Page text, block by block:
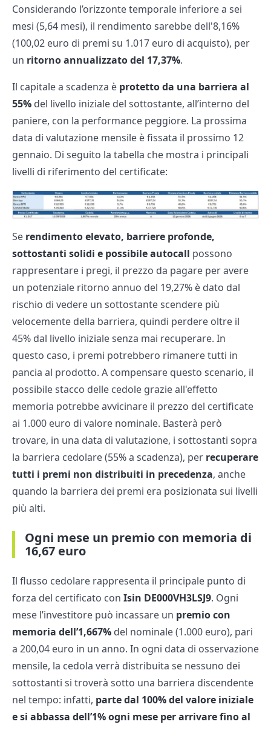
Considerando l’orizzonte temporale inferiore a sei
mesi (5,64 mesi), il rendimento sarebbe dell'8,16%
(100,02 euro di premi su 1.017 euro di acquisto), per
un ritorno annualizzato del 17,37%.
Il capitale a scadenza è protetto da una barriera al
55% del livello iniziale del sottostante, all’interno del
paniere, con la performance peggiore. La prossima
data di valutazione mensile è fissata il prossimo 12
gennaio. Di seguito la tabella che mostra i principali
livelli di riferimento del certificate:
Se rendimento elevato, barriere profonde,
sottostanti solidi e possibile autocall possono
rappresentare i pregi, il prezzo da pagare per avere
un potenziale ritorno annuo del 19,27% è dato dal
rischio di vedere un sottostante scendere più
velocemente della barriera, quindi perdere oltre il
45% dal livello iniziale senza mai recuperare. In
questo caso, i premi potrebbero rimanere tutti in
pancia al prodotto. A compensare questo scenario, il
possibile stacco delle cedole grazie all'effetto
memoria potrebbe avvicinare il prezzo del certificate
ai 1.000 euro di valore nominale. Basterà però
trovare, in una data di valutazione, i sottostanti sopra
la barriera cedolare (55% a scadenza), per recuperare
tutti i premi non distribuiti in precedenza, anche
quando la barriera dei premi era posizionata sui livelli
più alti.
Ogni mese un premio con memoria di
16,67 euro
Il flusso cedolare rappresenta il principale punto di
forza del certificato con Isin DE000VH3LSJ9. Ogni
mese l’investitore può incassare un premio con
memoria dell’1,667% del nominale (1.000 euro), pari
a 200,04 euro in un anno. In ogni data di osservazione
mensile, la cedola verrà distribuita se nessuno dei
sottostanti si troverà sotto una barriera discendente
nel tempo: infatti, parte dal 100% del valore iniziale
e si abbassa dell’1% ogni mese per arrivare fino al